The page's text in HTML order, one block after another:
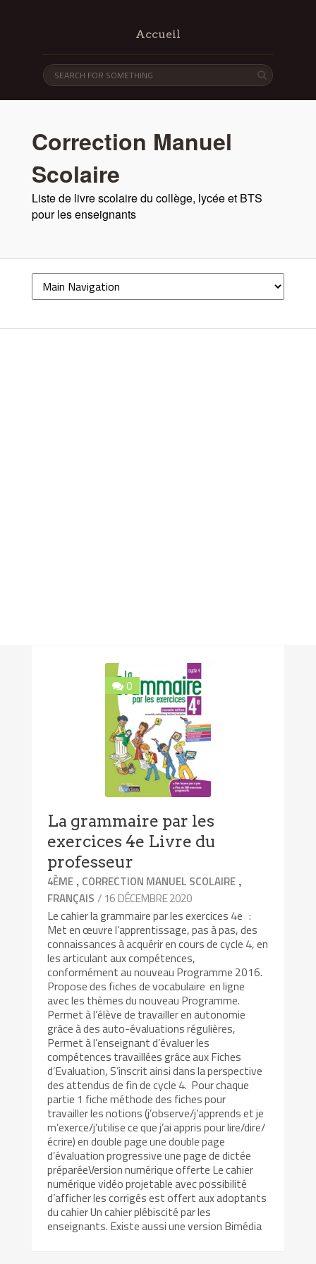
Accueil
Correction Manuel
Scolaire
Liste de livre scolaire du collège, lycée et BTS
pour les enseignants
0
La grammaire par les
exercices 4e Livre du
professeur
4ÈME , CORRECTION MANUEL SCOLAIRE ,
FRANÇAIS / 16 DÉCEMBRE 2020
Le cahier la grammaire par les exercices 4e :
Met en œuvre l’apprentissage, pas à pas, des
connaissances à acquérir en cours de cycle 4, en
les articulant aux compétences,
conformément au nouveau Programme 2016.
Propose des fiches de vocabulaire en ligne
avec les thèmes du nouveau Programme.
Permet à l’élève de travailler en autonomie
grâce à des auto-évaluations régulières,
Permet à l’enseignant d’évaluer les
compétences travaillées grâce aux Fiches
d’Evaluation, S’inscrit ainsi dans la perspective
des attendus de fin de cycle 4. Pour chaque
partie 1 fiche méthode des fiches pour
travailler les notions (j’observe/j’apprends et je
m’exerce/j’utilise ce que j’ai appris pour lire/dire/
écrire) en double page une double page
d’évaluation progressive une page de dictée
préparéeVersion numérique offerte Le cahier
numérique vidéo projetable avec possibilité
d’afficher les corrigés est offert aux adoptants
du cahier Un cahier plébiscité par les
enseignants. Existe aussi une version Bimédia